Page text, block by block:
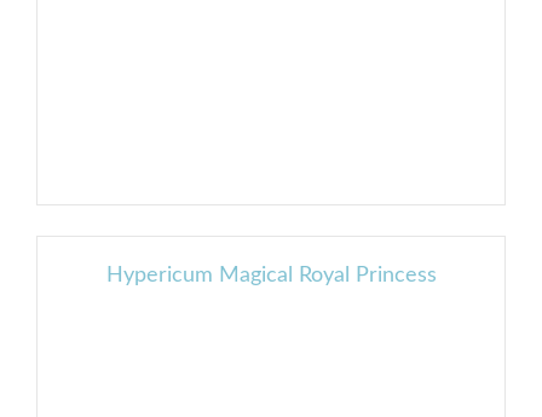
Hypericum Magical Royal Princess